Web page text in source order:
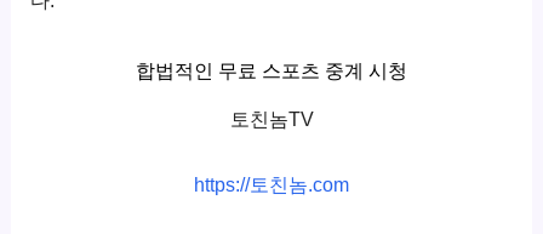
합법적인 무료 스포츠 중계 시청
토친놈TV
https://토친놈.com